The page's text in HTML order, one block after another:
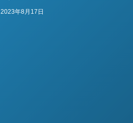
2023年8月17日